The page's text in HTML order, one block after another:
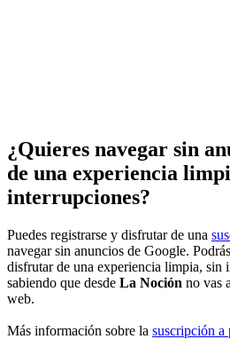
¿Quieres navegar sin
de una experiencia
interrupciones?
Puedes registrarse y disfrutar de una
navegar sin anuncios de Google. Podrás
disfrutar de una experiencia limpia, sin
sabiendo que desde La Noción no vas
web.
Más información sobre la suscripción a